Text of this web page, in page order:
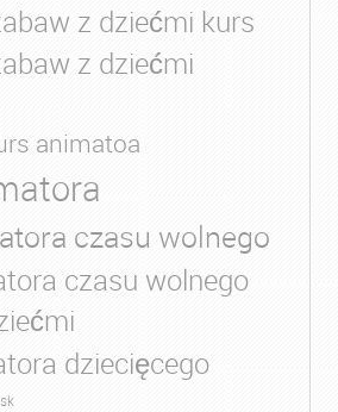
z dziećmi kurs
z dziećmi
animatoa
czasu wolnego
czasu wolnego
dziecięcego